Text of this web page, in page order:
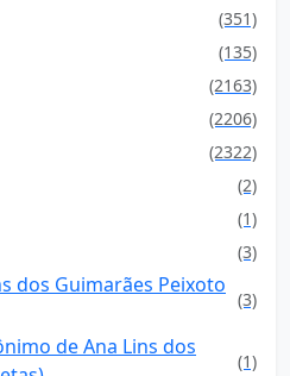
(351)
(135)
(2163)
(2206)
(2322)
(2)
(1)
(3)
dos Guimarães Peixoto
(3)
de Ana Lins dos
(1)